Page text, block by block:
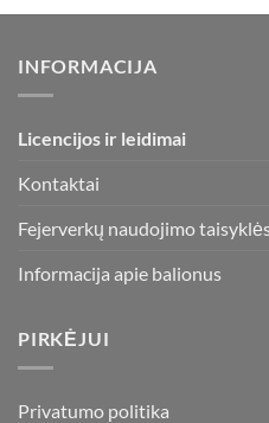
INFORMACIJA
Licencijos ir leidimai
Kontaktai
Fejerverkų naudojimo
Informacija apie balionus
PIRKĖJUI
Privatumo politika